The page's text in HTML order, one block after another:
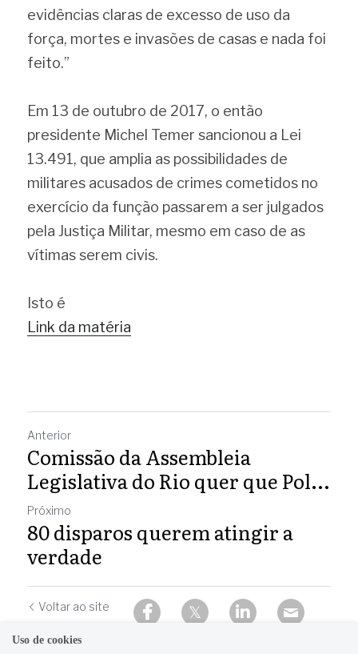
evidências claras de excesso de uso da
força, mortes e invasões de casas e nada foi
feito.”
Em 13 de outubro de 2017, o então
presidente Michel Temer sancionou a Lei
13.491, que amplia as possibilidades de
militares acusados de crimes cometidos no
exercício da função passarem a ser julgados
pela Justiça Militar, mesmo em caso de as
vítimas serem civis.
Isto é
Link da matéria
Anterior
Comissão da Assembleia
Legislativa do Rio quer que Pol...
Próximo
80 disparos querem atingir a
verdade
Voltar ao site
Uso de cookies